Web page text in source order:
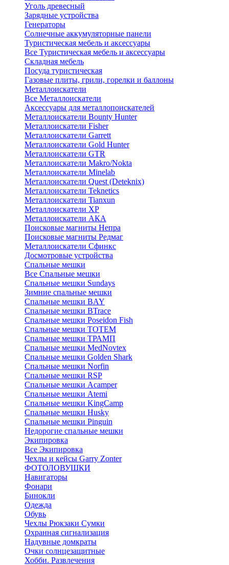
Уголь древесный
Зарядные устройства
Генераторы
Солнечные аккумуляторные панели
Туристическая мебель и аксессуары
Все Туристическая мебель и аксессуары
Складная мебель
Посуда туристическая
Газовые плиты, грили, горелки и баллоны
Металлоискатели
Все Металлоискатели
Аксессуары для металлопоискателей
Металлоискатели Bounty Hunter
Металлоискатели Fisher
Металлоискатели Garrett
Металлоискатели Gold Hunter
Металлоискатели GTR
Металлоискатели Makro/Nokta
Металлоискатели Minelab
Металлоискатели Quest (Deteknix)
Металлоискатели Teknetics
Металлоискатели Tianxun
Металлоискатели XP
Металлоискатели АКА
Поисковые магниты Непра
Поисковые магниты Редмаг
Металлоискатели Сфинкс
Досмотровые устройства
Спальные мешки
Все Спальные мешки
Спальные мешки Sundays
Зимние спальные мешки
Спальные мешки BAY
Спальные мешки BTrace
Спальные мешки Poseidon Fish
Спальные мешки ТОТЕМ
Спальные мешки ТРАМП
Cпальные мешки MedNovtex
Спальные мешки Golden Shark
Спальные мешки Norfin
Спальные мешки RSP
Спальные мешки Acamper
Спальные мешки Atemi
Спальные мешки KingCamp
Спальные мешки Husky
Спальные мешки Pinguin
Недорогие спальные мешки
Экипировка
Все Экипировка
Чехлы и кейсы Garry Zonter
ФОТОЛОВУШКИ
Навигаторы
Фонари
Бинокли
Одежда
Обувь
Чехлы Рюкзаки Сумки
Охранная сигнализация
Надувные домкраты
Очки солнцезащитные
Хобби. Развлечения